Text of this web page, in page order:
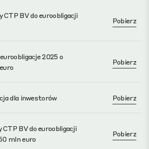
CTP BV do euroobligacji
Pobierz
2025 o
Pobierz
dla inwestorów Pobierz
BV do euroobligacji
mln euro
Pobierz